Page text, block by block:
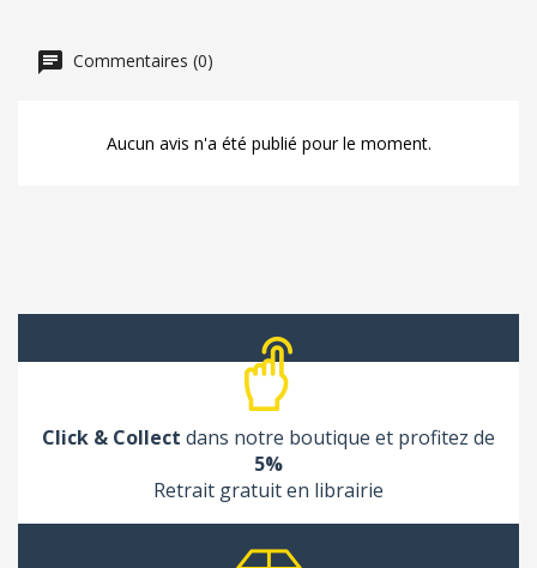
Commentaires (0)
Aucun avis n'a été publié pour le moment.
Click & Collect dans notre boutique et profitez de
5%
Retrait gratuit en librairie